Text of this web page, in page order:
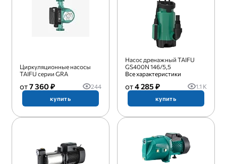
Циркуляционные насосы
TAIFU серии GRA
7 360 ₽
244
купить
Насос дренажный TAIFU
GS400N 146/5,5
Все характеристики
4 285 ₽
1.1 K
купить